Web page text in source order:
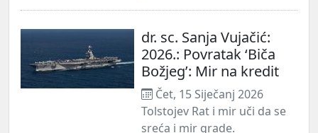
dr. sc. Sanja Vujačić:
2026.: Povratak ‘Biča
Božjeg’: Mir na kredit
Čet, 15 Siječanj 2026
Tolstojev Rat i mir uči da se
sreća i mir grade.